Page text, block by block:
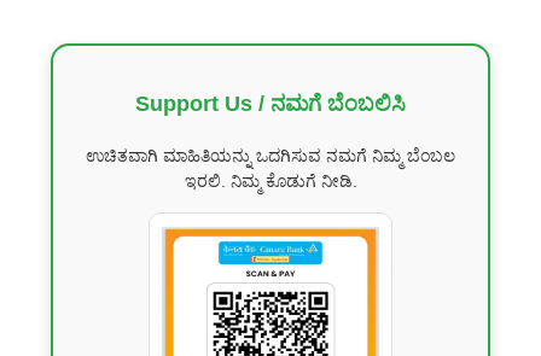
Support Us / ನಮಗೆ ಬೆಂಬಲಿಸಿ
ಉಚಿತವಾಗಿ ಮಾಹಿತಿಯನ್ನು ಒದಗಿಸುವ ನಮಗೆ ನಿಮ್ಮ ಬೆಂಬಲ
ಇರಲಿ. ನಿಮ್ಮ ಕೊಡುಗೆ ನೀಡಿ.